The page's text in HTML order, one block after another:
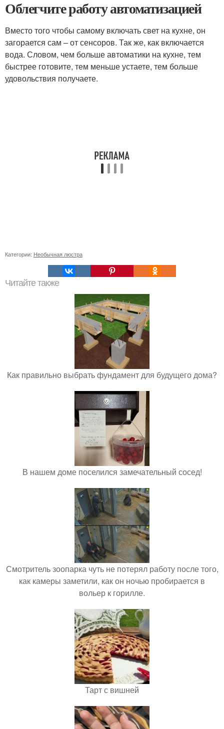
Облегчите работу автоматизацией
Вместо того чтобы самому включать свет на кухне, он
загорается сам – от сенсоров. Так же, как включается
вода. Словом, чем больше автоматики на кухне, тем
быстрее готовите, тем меньше устаете, тем больше
удовольствия получаете.
Категории: Необычная люстра
Читайте также
Как правильно выбрать фундамент для будущего дома?
В нашем доме поселился замечательный сосед!
Смотритель зоопарка чуть не потерял работу после того,
как камеры заметили, как он ночью пробирается в
вольер к горилле.
Тарт с вишней